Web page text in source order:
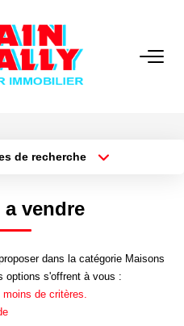
VENTES
Nous
de recherche
Plus de critères
vendre
dans la catégorie Maisons
options s'offrent à vous :
de critères.